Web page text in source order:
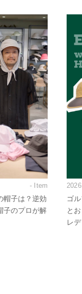
- Item
帽子は？逆効
子のプロが解
ゴ
と
レデ